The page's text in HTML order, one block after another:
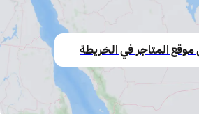
موقع المتاجر في الخريطة